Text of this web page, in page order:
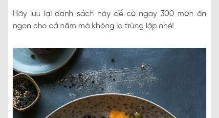
Hãy lưu lại danh sách này để có ngay 300 món ăn
ngon cho cả năm mà không lo trùng lặp nhé!